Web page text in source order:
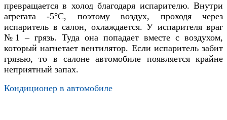
превращается в холод благодаря испарителю. Внутри
агрегата -5°C, поэтому воздух, проходя через
испаритель в салон, охлаждается. У испарителя враг
№1 – грязь. Туда она попадает вместе с воздухом,
который нагнетает вентилятор. Если испаритель забит
грязью, то в салоне автомобиле появляется крайне
неприятный запах.
Кондиционер в автомобиле